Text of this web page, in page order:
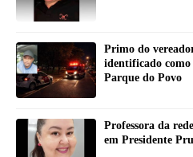
Primo do
identificado
Parque do Povo
Professora da
em Presidente